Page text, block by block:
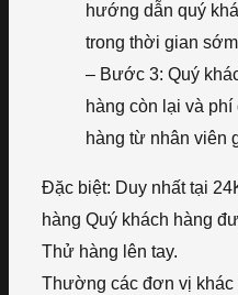
hướng dẫn quý
trong thời gian
– Bước 3: Quý
hàng còn lại và
hàng từ nhân viên
Đặc biệt: Duy nhất tại
hàng Quý khách hàng
Thử hàng lên tay.
Thường các đơn vị khác